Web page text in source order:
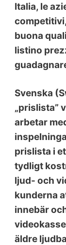
Italia, le
buona
listino
Svenska
„prislista”
arbetar
prislista i
tydligt
ljud- och
kunderna
innebär
äldre